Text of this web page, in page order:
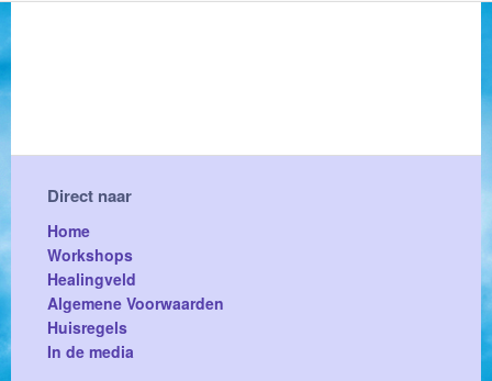
Direct naar
Home
Workshops
Healingveld
Algemene Voorwaarden
Huisregels
In de media